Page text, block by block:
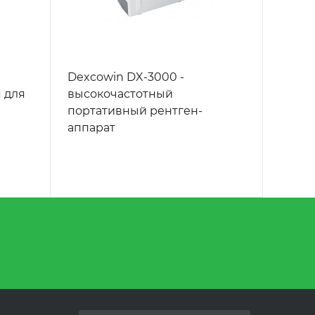
для
Dexcowin DX-3000 -
высокочастотный
портативный рентген-
аппарат